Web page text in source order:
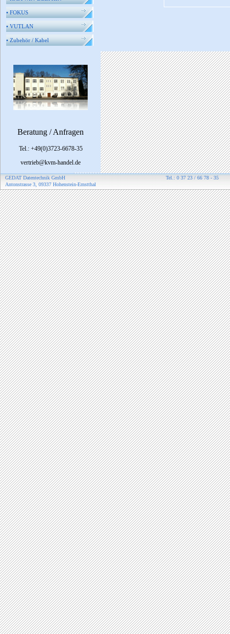
•FOKUS
•VUTLAN
•Zubehör / Kabel
Beratung / Anfragen
Tel.: +49(0)3723-6678-35
vertrieb@kvm-handel.de
GEDAT Datentechnik GmbH
Tel.: 0 37 23 / 66 78 - 35
Antonstrasse 3, 09337 Hohenstein-Ernstthal